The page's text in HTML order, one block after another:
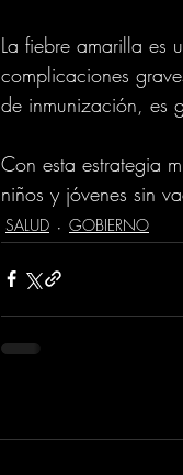
La fiebre amarilla es
complicaciones
de inmunización, es
Con esta estrategia
niños y jóvenes sin
SALUD GOBIERNO